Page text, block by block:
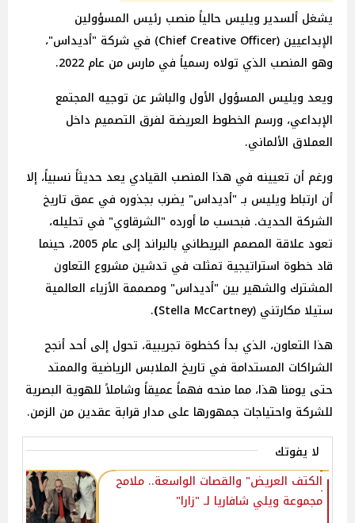
يشغل ألسدير ويليس حالياً منصب رئيس المسؤولين
الإبداعيين (Chief Creative Officer) في شركة "أديداس"،
وهو المنصب الذي تولاه رسمياً في مارس من عام 2022.
ويعد ويليس المسؤول الأول والباشر عن توجيه المجتمع
الإبداعي، ورسم الخطوط العريضة لفرق التصميم داخل
العملاق الألماني.
ورغم أن تعيينه في هذا المنصب القيادي يعد حديثاً نسبياً، إلا
أن ارتباط ويليس بـ "أديداس" يضرب بجذوره في عمق تاريخ
الشركة الحديث. فبحسب ما أورده "الشرقاوي" في تحليله،
تعود علاقة المصمم البريطاني بالبراند إلى عام 2005، حينما
قاد خطوة استراتيجية تمثلت في تدشين مشروع التعاون
المشترك والشهير بين "أديداس" ومصممة الأزياء العالمية
ستيلا مكارتني (Stella McCartney )
.
هذا التعاون، الذي بدأ كخطوة تجريبية، تحول إلى أحد أنجح
الشراكات المستدامة في تاريخ الملابس الرياضية والممتد
حتى يومنا هذا، مما منحه فهماً عميقاً وشاملاً للهوية البصرية
للشركة واحتياجات جمهورها على مدار قرابة عقدين من الزمن.
لا يفوتك
الكتف العريض" والقصات الواسعة.. ملامح
مجموعة ويلي شافاريا لـ "زارا"